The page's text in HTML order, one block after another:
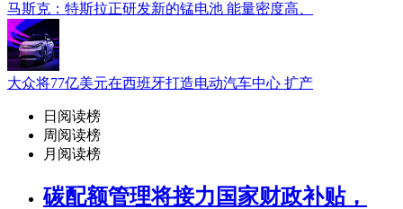
马斯克：特斯拉正研发新的锰电池 能量密度高、
大众将77亿美元在西班牙打造电动汽车中心 扩产
日阅读榜
周阅读榜
月阅读榜
碳配额管理将接力国家财政补贴，